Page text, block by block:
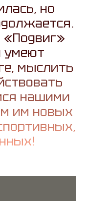
но
«Подвиг»
умеют
мыслить
нашими
им новых